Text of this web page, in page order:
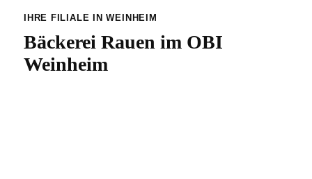
IHRE FILIALE IN WEINHEIM
Bäckerei Rauen im OBI
Weinheim